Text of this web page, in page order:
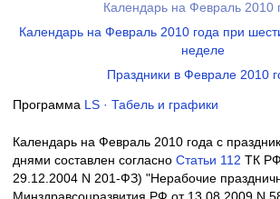
Календарь на Февраль 2010
Календарь на Февраль 2010 года при
неделе
Праздники в Феврале 2010
Программа LS · Табель и графики
Календарь на Февраль 2010 года с
днями составлен согласно Cтатьи 112 ТК
29.12.2004 N 201-ФЗ) "Нерабочие